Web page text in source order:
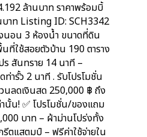
ล้านบาท ราคาพร้อมบิ้
าท Listing ID: SCH3342
นอน 3 ห้องน้ำ ขนาดที่ดิน
นที่ใช้สอยตัวบ้าน 190 ตาราง
ร สันทราย 14 นาที –
ารั้ว 2 นาที . รับโปรโมชั่น
ลดเงินสด 250,000 ฿ ถึง
นั้น! ✅ โปรโมชั่น/ของแถม
บาท – ผ้าม่านโปร่งทั้ง
ตแสตมป์ – ฟรีค่าใช้จ่ายใน